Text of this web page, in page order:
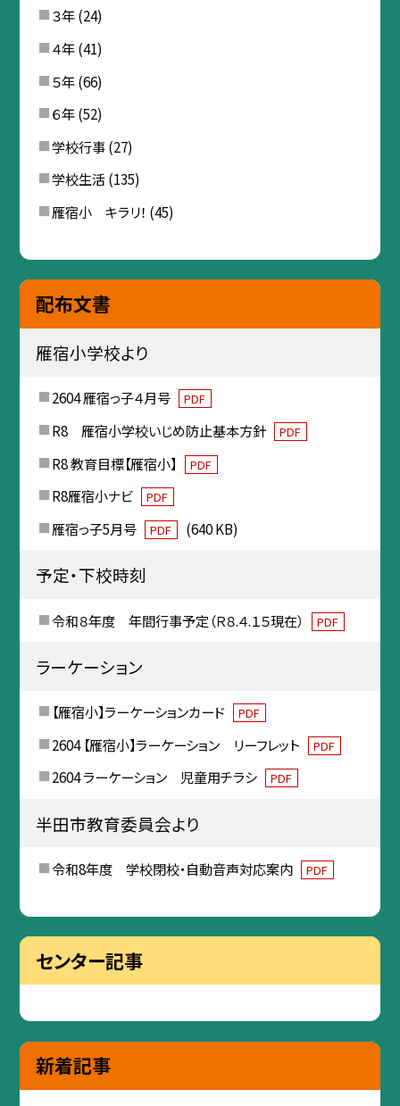
３年(24)
４年(41)
５年(66)
６年(52)
学校行事(27)
学校生活(135)
雁宿小 キラリ！ (45)
配布文書
雁宿小学校より
2604 雁宿っ子４月号 PDF
R8 雁宿小学校いじめ防止基本方針 PDF
R8 教育目標【雁宿小】 PDF
R8雁宿小ナビ PDF
雁宿っ子5月号 PDF (640 KB)
予定・下校時刻
令和８年度 年間行事予定（Ｒ８.４.１５現在） PDF
ラーケーション
【雁宿小】ラーケーションカード PDF
2604 【雁宿小】ラーケーション リーフレット PDF
2604 ラーケーション 児童用チラシ PDF
半田市教育委員会より
令和8年度 学校閉校・自動音声対応案内 PDF
センター記事
新着記事